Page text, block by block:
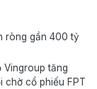
ròng gần 400 tỷ
Vingroup tăng
chờ cổ phiếu FPT